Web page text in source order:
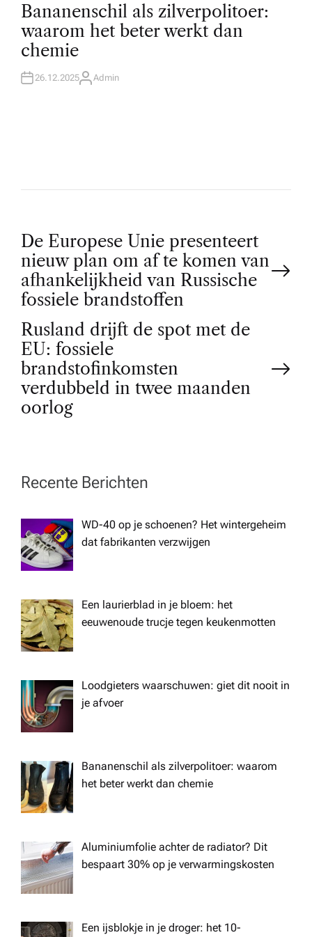
O
T
E
D
I
N
Bananenschil als zilverpolitoer:
waarom het beter werkt dan
chemie
26.12.2025A
Admin
P
o
s
t
n
v
g
a
t
i
o
n
De Europese Unie presenteert
nieuw plan om af te komen van
afhankelijkheid van Russische
fossiele brandstoffen
Rusland drijft de spot met de
EU: fossiele
brandstofinkomsten
verdubbeld in twee maanden
oorlog
Recente Berichten
WD-40 op je schoenen? Het wintergeheim
dat fabrikanten verzwijgen
Een laurierblad in je bloem: het
eeuwenoude trucje tegen keukenmotten
Loodgieters waarschuwen: giet dit nooit in
je afvoer
Bananenschil als zilverpolitoer: waarom
het beter werkt dan chemie
Aluminiumfolie achter de radiator? Dit
bespaart 30% op je verwarmingskosten
Een ijsblokje in je droger: het 10-